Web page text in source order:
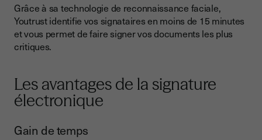
Grâce à sa technologie de reconnaissance faciale,
Youtrust identifie vos signataires en moins de 15 minutes
et vous permet de faire signer vos documents les plus
critiques.
Les avantages de la signature
électronique
Gain de temps